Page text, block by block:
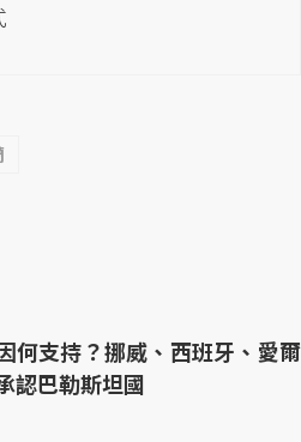
何支持？挪威、西班牙、愛爾
認巴勒斯坦國